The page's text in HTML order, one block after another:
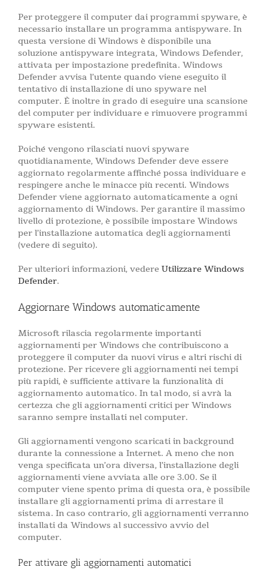
Per proteggere il computer dai programmi spyware, è
necessario installare un programma antispyware. In
questa versione di Windows è disponibile una
soluzione antispyware integrata, Windows Defender,
attivata per impostazione predefinita. Windows
Defender avvisa l’utente quando viene eseguito il
tentativo di installazione di uno spyware nel
computer. È inoltre in grado di eseguire una scansione
del computer per individuare e rimuovere programmi
spyware esistenti.
Poiché vengono rilasciati nuovi spyware
quotidianamente, Windows Defender deve essere
aggiornato regolarmente affinché possa individuare e
respingere anche le minacce più recenti. Windows
Defender viene aggiornato automaticamente a ogni
aggiornamento di Windows. Per garantire il massimo
livello di protezione, è possibile impostare Windows
per l’installazione automatica degli aggiornamenti
(vedere di seguito).
Per ulteriori informazioni, vedere Utilizzare Windows
Defender.
Aggiornare Windows automaticamente
Microsoft rilascia regolarmente importanti
aggiornamenti per Windows che contribuiscono a
proteggere il computer da nuovi virus e altri rischi di
protezione. Per ricevere gli aggiornamenti nei tempi
più rapidi, è sufficiente attivare la funzionalità di
aggiornamento automatico. In tal modo, si avrà la
certezza che gli aggiornamenti critici per Windows
saranno sempre installati nel computer.
Gli aggiornamenti vengono scaricati in background
durante la connessione a Internet. A meno che non
venga specificata un’ora diversa, l’installazione degli
aggiornamenti viene avviata alle ore 3.00. Se il
computer viene spento prima di questa ora, è possibile
installare gli aggiornamenti prima di arrestare il
sistema. In caso contrario, gli aggiornamenti verranno
installati da Windows al successivo avvio del
computer.
Per attivare gli aggiornamenti automatici